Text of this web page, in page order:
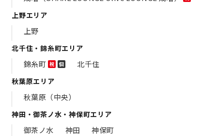
上野エリア
上野
北千住・錦糸町エリア
錦糸町 祝 個 北千住
秋葉原エリア
秋葉原（中央）
神田・御茶ノ水・神保町エリア
御茶ノ水 神田 神保町